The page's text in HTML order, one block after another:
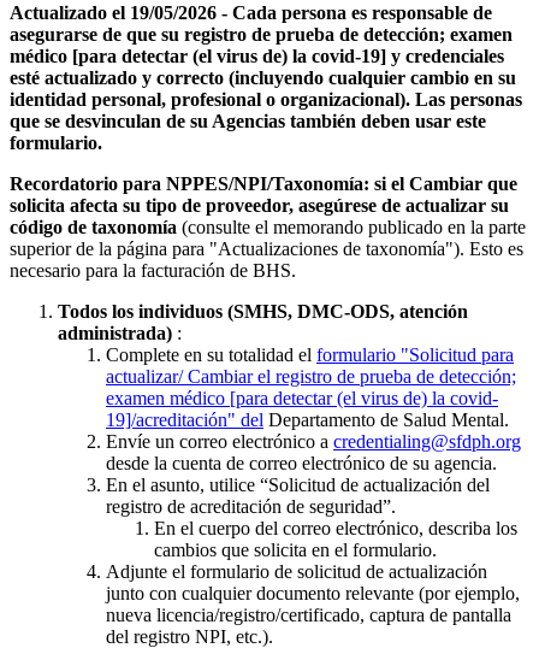
Actualizado el 19/05/2026 - Cada persona es responsable de
asegurarse de que su registro de prueba de detección; examen
médico [para detectar (el virus de) la covid-19] y credenciales
esté actualizado y correcto (incluyendo cualquier cambio en su
identidad personal, profesional o organizacional). Las personas
que se desvinculan de su Agencias también deben usar este
formulario.
Recordatorio para NPPES/NPI/Taxonomía: si el Cambiar que
solicita afecta su tipo de proveedor, asegúrese de actualizar su
código de taxonomía (consulte el memorando publicado en la parte
superior de la página para "Actualizaciones de taxonomía"). Esto es
necesario para la facturación de BHS.
Todos los individuos (SMHS, DMC-ODS, atención
administrada) :
Complete en su totalidad el formulario "Solicitud para
actualizar/ Cambiar el registro de prueba de detección;
examen médico [para detectar (el virus de) la covid-
19]/acreditación" del Departamento de Salud Mental.
Envíe un correo electrónico a credentialing@sfdph.org
desde la cuenta de correo electrónico de su agencia.
En el asunto, utilice “Solicitud de actualización del
registro de acreditación de seguridad”.
En el cuerpo del correo electrónico, describa los
cambios que solicita en el formulario.
Adjunte el formulario de solicitud de actualización
junto con cualquier documento relevante (por ejemplo,
nueva licencia/registro/certificado, captura de pantalla
del registro NPI, etc.).